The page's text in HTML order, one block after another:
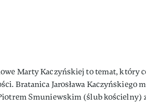
Marty Kaczyńskiej to temat, który
Bratanica Jarosława Kaczyńskiego
Smuniewskim (ślub kościelny)